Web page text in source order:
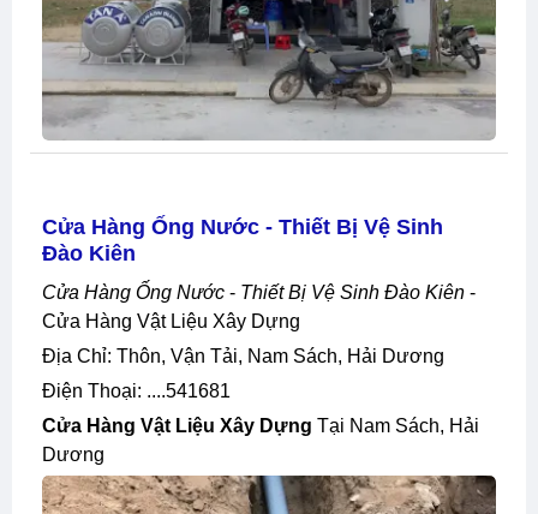
Cửa Hàng Ống Nước - Thiết Bị Vệ Sinh
Đào Kiên
Cửa Hàng Ống Nước - Thiết Bị Vệ Sinh Đào Kiên -
Cửa Hàng Vật Liệu Xây Dựng
Địa Chỉ: Thôn, Vận Tải, Nam Sách, Hải Dương
Điện Thoại: ....541681
Cửa Hàng Vật Liệu Xây Dựng Tại Nam Sách, Hải
Dương